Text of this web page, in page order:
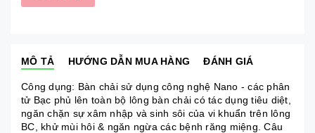
MÔ TẢ HƯỚNG DẪN MUA HÀNG ĐÁNH GIÁ
Công dụng: Bàn chải sử dụng công nghệ Nano - các phân
tử Bạc phủ lên toàn bộ lông bàn chải có tác dụng tiêu diệt,
ngăn chặn sự xâm nhập và sinh sôi của vi khuẩn trên lông
BC, khử mùi hôi & ngăn ngừa các bệnh răng miệng. Câu